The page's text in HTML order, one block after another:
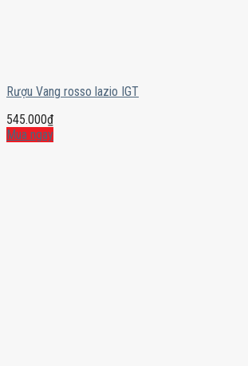
Rượu Vang rosso lazio IGT
545.000₫
Mua ngay